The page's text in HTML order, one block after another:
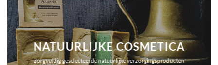
NATUURLIJKE COSMETICA
Zorgvuldig geselecteerde natuurlijke verzorgingsproducten